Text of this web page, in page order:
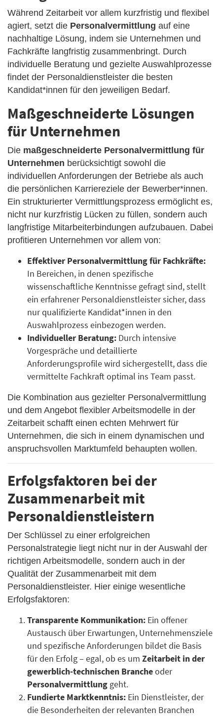
Während Zeitarbeit vor allem kurzfristig und flexibel
agiert, setzt die Personalvermittlung auf eine
nachhaltige Lösung, indem sie Unternehmen und
Fachkräfte langfristig zusammenbringt. Durch
individuelle Beratung und gezielte Auswahlprozesse
findet der Personaldienstleister die besten
Kandidat*innen für den jeweiligen Bedarf.
Maßgeschneiderte Lösungen
für Unternehmen
Die maßgeschneiderte Personalvermittlung für
Unternehmen berücksichtigt sowohl die
individuellen Anforderungen der Betriebe als auch
die persönlichen Karriereziele der Bewerber*innen.
Ein strukturierter Vermittlungsprozess ermöglicht es,
nicht nur kurzfristig Lücken zu füllen, sondern auch
langfristige Mitarbeiterbindungen aufzubauen. Dabei
profitieren Unternehmen vor allem von:
Effektiver Personalvermittlung für Fachkräfte:
In Bereichen, in denen spezifische
wissenschaftliche Kenntnisse gefragt sind, stellt
ein erfahrener Personaldienstleister sicher, dass
nur qualifizierte Kandidat*innen in den
Auswahlprozess einbezogen werden.
Individueller Beratung: Durch intensive
Vorgespräche und detaillierte
Anforderungsprofile wird sichergestellt, dass die
vermittelte Fachkraft optimal ins Team passt.
Die Kombination aus gezielter Personalvermittlung
und dem Angebot flexibler Arbeitsmodelle in der
Zeitarbeit schafft einen echten Mehrwert für
Unternehmen, die sich in einem dynamischen und
anspruchsvollen Marktumfeld behaupten wollen.
Erfolgsfaktoren bei der
Zusammenarbeit mit
Personaldienstleistern
Der Schlüssel zu einer erfolgreichen
Personalstrategie liegt nicht nur in der Auswahl der
richtigen Arbeitsmodelle, sondern auch in der
Qualität der Zusammenarbeit mit dem
Personaldienstleister. Hier einige wesentliche
Erfolgsfaktoren:
Transparente Kommunikation: Ein offener
Austausch über Erwartungen, Unternehmensziele
und spezifische Anforderungen bildet die Basis
für den Erfolg – egal, ob es um Zeitarbeit in der
gewerblich-technischen Brancheoder
Personalvermittlung geht.
Fundierte Marktkenntnis: Ein Dienstleister, der
die Besonderheiten der relevanten Branchen